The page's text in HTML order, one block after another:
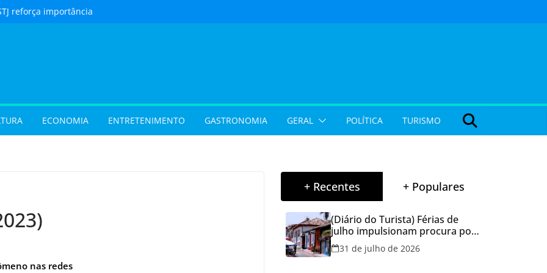
reforça importância
inéditas de
gratuitas no fim
Pais em Goiânia
ECONOMIA ENTRETENIMENTO GASTRONOMIA GERAL POLÍTICA TURISMO
nas redes
+ Recentes + Populares
(Diário do Turista) Férias de
julho impulsionam procura por
hospedagem em Goiás e
reforçam cuidados na hora de
31 de julho de 2026